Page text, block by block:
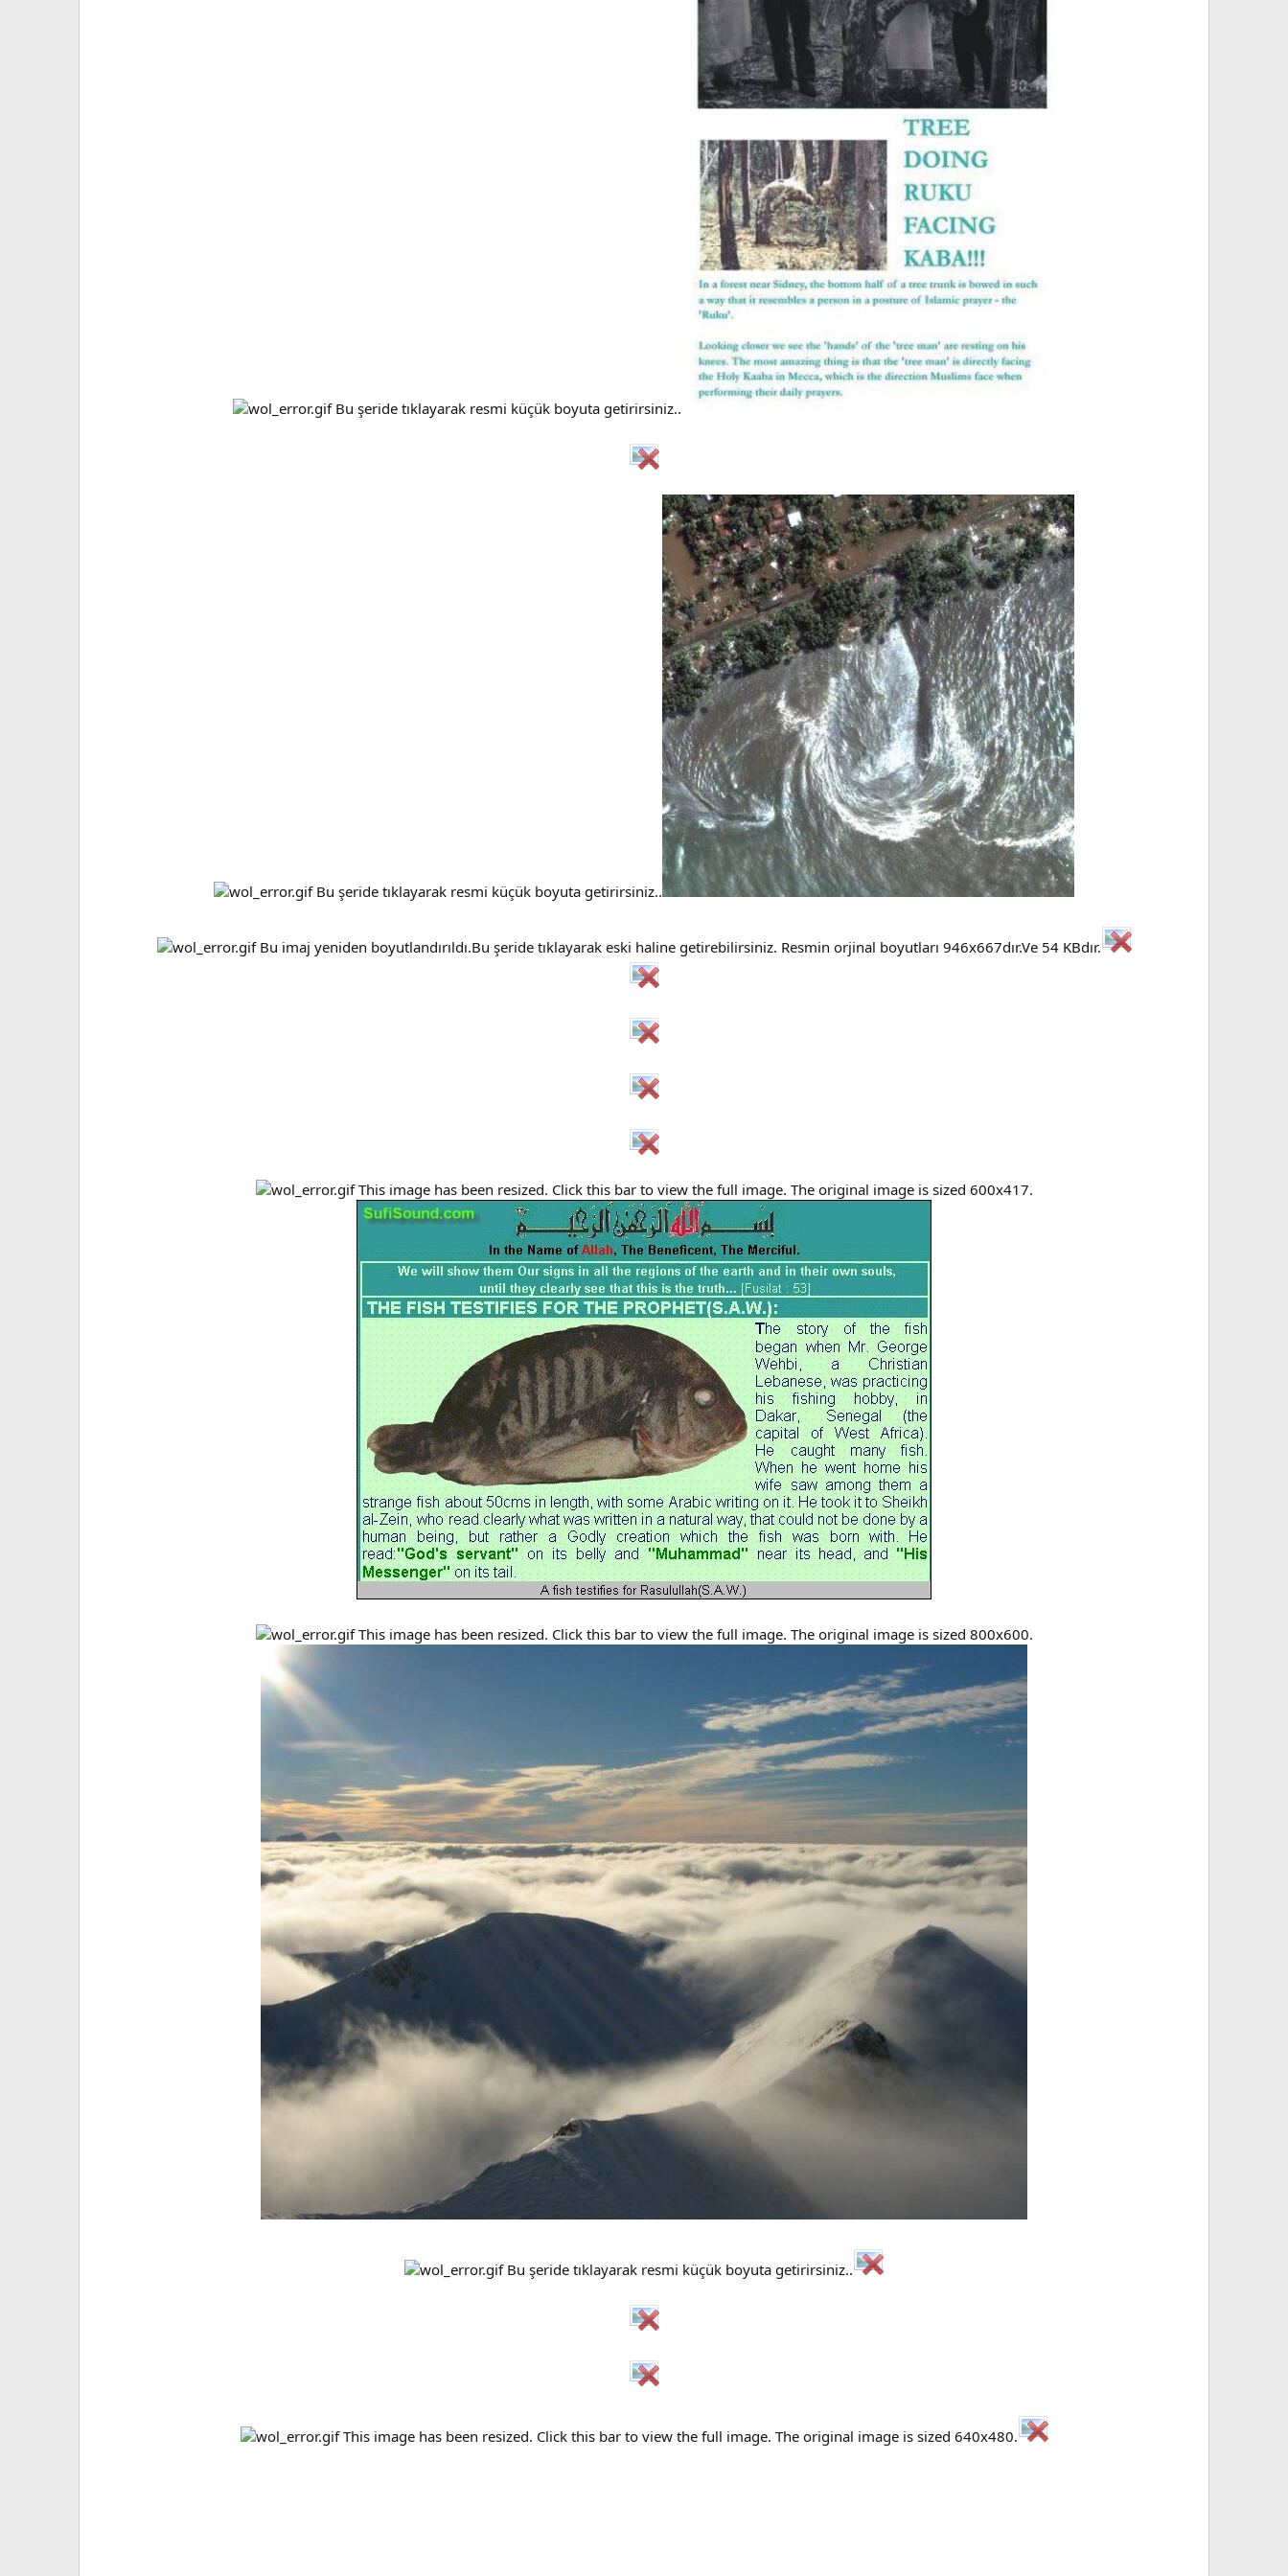
Bu şeride tıklayarak resmi küçük boyuta getirirsiniz..
Bu şeride tıklayarak resmi küçük boyuta getirirsiniz..
Bu imaj yeniden boyutlandırıldı.Bu şeride tıklayarak eski haline getirebilirsiniz. Resmin orjinal boyutları 946x667dır.Ve 54 KBdır.
This image has been resized. Click this bar to view the full image. The original image is sized 600x417.
This image has been resized. Click this bar to view the full image. The original image is sized 800x600.
Bu şeride tıklayarak resmi küçük boyuta getirirsiniz..
This image has been resized. Click this bar to view the full image. The original image is sized 640x480.